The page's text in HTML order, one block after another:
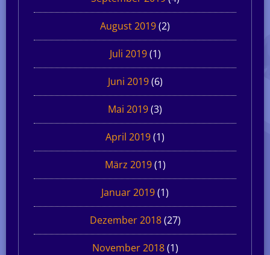
August 2019(2)
Juli 2019(1)
Juni 2019(6)
Mai 2019(3)
April 2019(1)
März 2019(1)
Januar 2019(1)
Dezember 2018(27)
November 2018(1)